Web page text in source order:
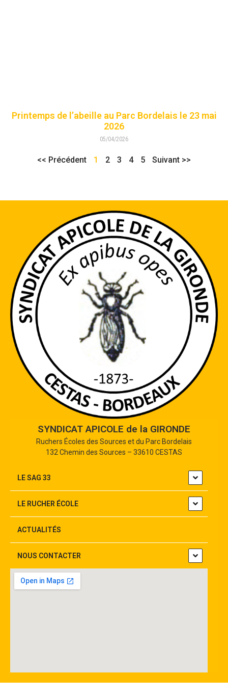
Printemps de l’abeille au Parc Bordelais le 23 mai
2026
05/04/2026
<< Précédent 1 2 3 4 5 Suivant >>
SYNDICAT APICOLE de la GIRONDE
Ruchers Écoles des Sources et du Parc Bordelais
132 Chemin des Sources – 33610 CESTAS
LE SAG 33
LE RUCHER ÉCOLE
ACTUALITÉS
NOUS CONTACTER